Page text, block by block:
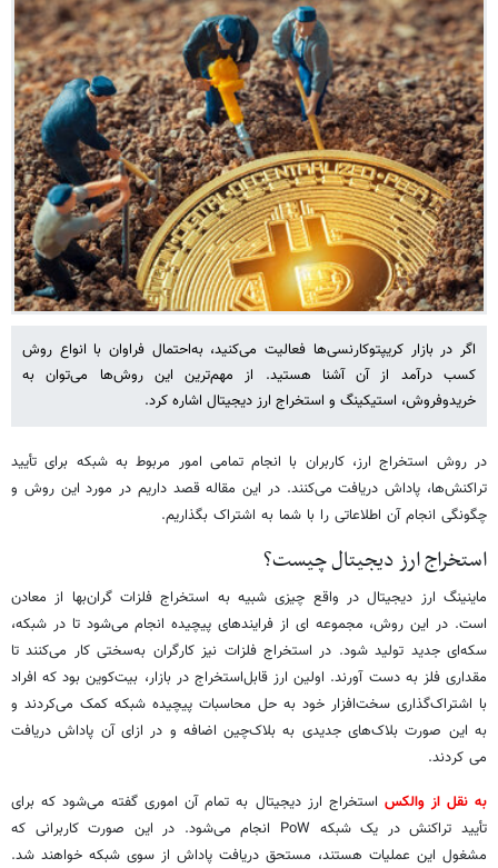
اگر در بازار کریپتوکارنسی‌ها فعالیت می‌کنید، به‌احتمال فراوان با انواع روش‌
کسب درآمد از آن آشنا هستید. از مهم‌ترین این روش‌ها می‌توان به
خریدوفروش، استیکینگ و استخراج ارز دیجیتال اشاره کرد.
در روش استخراج ارز، کاربران با انجام تمامی امور مربوط به شبکه برای تأیید
تراکنش‌ها، پاداش دریافت می‌کنند. در این مقاله قصد داریم در مورد این روش و
چگونگی انجام آن اطلاعاتی را با شما به اشتراک بگذاریم.
استخراج ارز دیجیتال چیست؟
ماینینگ ارز دیجیتال در واقع چیزی شبیه به استخراج فلزات گران‌بها از معادن
است. در این روش، مجموعه ای از فرایندهای پیچیده انجام می‌شود تا در شبکه،
سکه‌ای جدید تولید شود. در استخراج فلزات نیز کارگران به‌سختی کار می‌کنند تا
مقداری فلز به دست آورند. اولین ارز قابل‌استخراج در بازار، بیت‌کوین بود که افراد
با ‌اشتراک‌گذاری سخت‌افزار خود به حل محاسبات پیچیده شبکه کمک می‌کردند و
به این صورت بلاک‌های جدیدی به بلاک‌چین اضافه و در ازای آن پاداش دریافت
می کردند.
به نقل از والکس استخراج ارز دیجیتال به تمام آن اموری گفته می‌شود که برای
تأیید تراکنش در یک شبکه PoW انجام می‌شود. در این صورت کاربرانی که
مشغول این عملیات هستند، مستحق دریافت پاداش از سوی شبکه خواهند شد.